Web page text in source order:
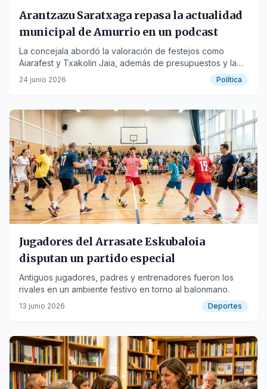
Arantzazu Saratxaga repasa la actualidad
municipal de Amurrio en un podcast
La concejala abordó la valoración de festejos como
Aiarafest y Txakolin Jaia, además de presupuestos y la
situación de espacios culturales.
24 junio 2026 Política
Jugadores del Arrasate Eskubaloia
disputan un partido especial
Antiguos jugadores, padres y entrenadores fueron los
rivales en un ambiente festivo en torno al balonmano.
13 junio 2026 Deportes